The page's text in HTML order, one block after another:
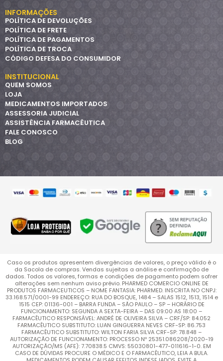
INFORMAÇÕES
POLÍTICA DE DEVOLUÇÕES
POLÍTICA DE FRETE
POLÍTICA DE PAGAMENTOS
POLÍTICA DE TROCA
CÓDIGO DEFESA DO CONSUMIDOR
INSTITUCIONAL
QUEM SOMOS
LOJA
MEDICAMENTOS IMPORTADOS
ASSESSORIA JUDICIAL
ASSISTÊNCIA FARMACÊUTICA
FALE CONOSCO
BLOG
Caso os produtos apresentem divergências de valores, o preço válido é o
da Sacola de compras. Vendas sujeitas a análise e confirmação de
dados. Todos os valores, formas e condições de pagamento podem sofrer
alterações sem nenhum aviso prévio. PHARMED COMERCIO ONLINE DE
PRODUTOS FARMACEUTICOS – NOME FANTASIA: PHARMED. INSCRITA NO CNPJ:
33.168.571/0001-99 ENDEREÇO: RUA DO BOSQUE, 1484 – SALAS 1512, 1513, 1514 e
1515 CEP: 01136-001 – BARRA FUNDA – SÃO PAULO – SP – HORÁRIO DE
FUNCIONAMENTO: SEGUNDA A SEXTA-FEIRA – DAS 09:00 AS 18:00 –
FARMACÊUTICO RESPONSÁVEL: ANDRÉ DE OLIVEIRA SILVA – CRF/SP: 84.052
FARMACÊUTICO SUBSTITUTO: LUAN GINGUERRA NEVES CRF-SP: 86.753
FARMACÊUTICO SUBSTITUTO: WILTON FARIA SILVA CRF-SP: 78.848 –
AUTORIZAÇÃO DE FUNCIONAMENTO: PROCESSO Nº 25351.086208/2020-19
AUTORIZAÇÃO/MS (AFE): 7.70838.5 CMVS: 55030801-477-011616-1-0. EM
CASO DE DÚVIDAS PROCURE O MÉDICO E O FARMACÊUTICO, LEIA A BULA.